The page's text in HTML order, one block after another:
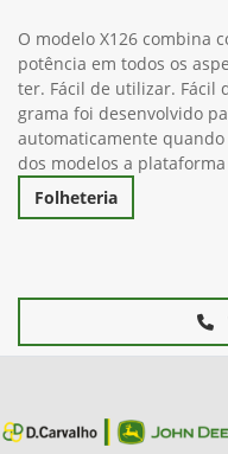
O modelo X126 combina
potência em todos os
ter. Fácil de utilizar. Fácil
grama foi desenvolvido
automaticamente
dos modelos a
Folheteria